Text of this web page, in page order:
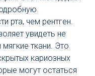
рта, чем рентген.
увидеть не
ткани. Это
кариозных
могут остаться